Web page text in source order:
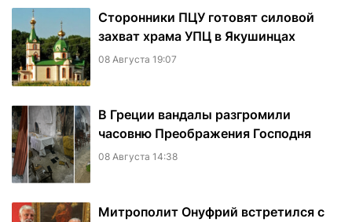
Сторонники ПЦУ готовят силовой
захват храма УПЦ в Якушинцах
08 Августа 19:07
В Греции вандалы разгромили
часовню Преображения Господня
08 Августа 14:38
Митрополит Онуфрий встретился с